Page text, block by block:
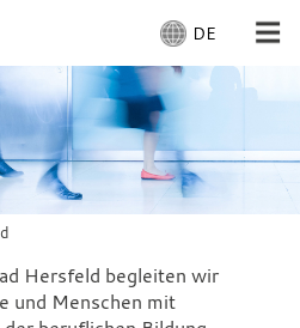
S
p
r
a
c
h
s
w
DE
Hersfeld begleiten wir
und Menschen mit